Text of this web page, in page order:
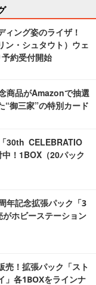
ィング姿のライザ！
ン・シュタウト）ウェ
約受付開始
商品がAmazonで抽選
“御三家”の特別カード
30th CELEBRATIO
！1BOX（20パック
年記念拡張パック「3
ホビーステーション
売！拡張パック「スト
」各1BOXをラインナ